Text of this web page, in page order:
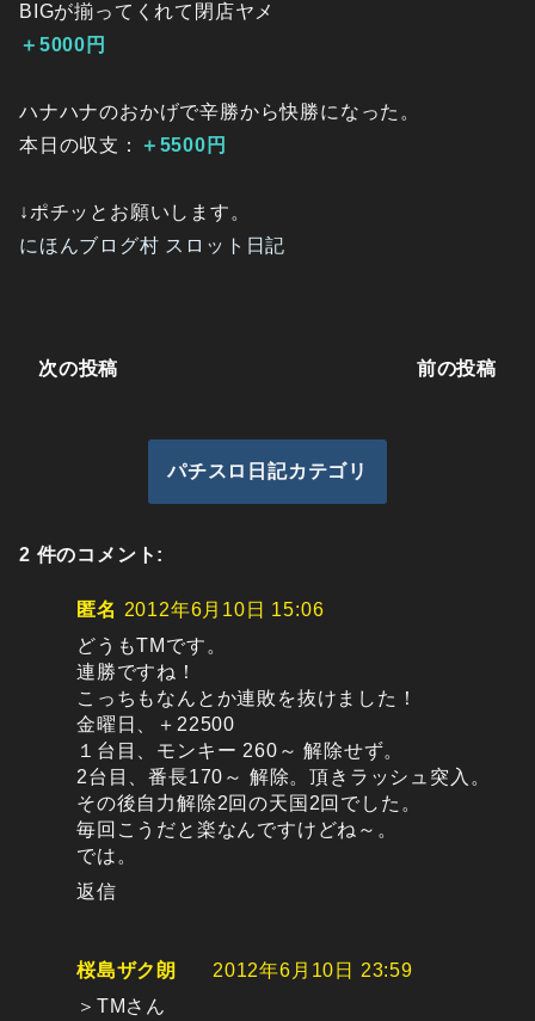
BIGが揃ってくれて閉店ヤメ
＋5000円
ハナハナのおかげで辛勝から快勝になった。
本日の収支：
＋5500円
↓ポチッとお願いします。
にほんブログ村 スロット日記
次の投稿 前の投稿
パチスロ日記カテゴリ
2 件のコメント:
匿名 2012年6月10日 15:06
どうもTMです。
連勝ですね！
こっちもなんとか連敗を抜けました！
金曜日、＋22500
１台目、モンキー 260～ 解除せず。
2台目、番長170～ 解除。頂きラッシュ突入。
その後自力解除2回の天国2回でした。
毎回こうだと楽なんですけどね～。
では。
返信
桜島ザク朗
2012年6月10日 23:59
＞TMさん